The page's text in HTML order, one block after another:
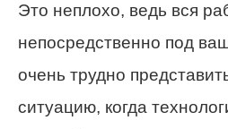
Это неплохо, ведь вся
непосредственно под
очень трудно
ситуацию, когда